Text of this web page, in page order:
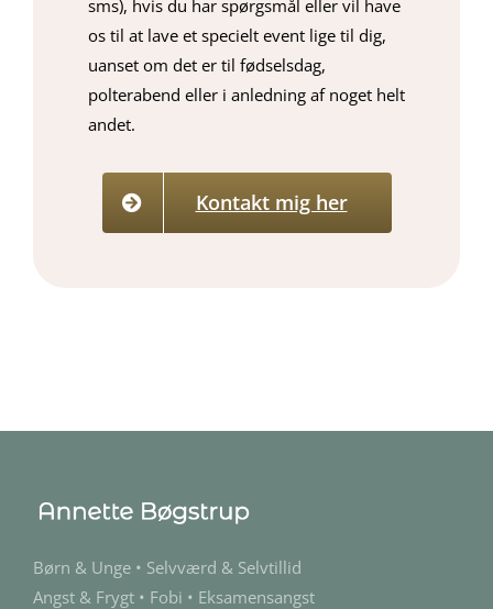
sms), hvis du har spørgsmål eller vil have
os til at lave et specielt event lige til dig,
uanset om det er til fødselsdag,
polterabend eller i anledning af noget helt
andet.
Kontakt mig her
Børn & Unge • Selvværd & Selvtillid
Angst & Frygt • Fobi • Eksamensangst